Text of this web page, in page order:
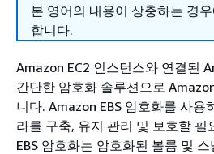
본 영어의 내용이 상충하는 경
합니다.
Amazon EC2 인스턴스와 연결된
간단한 암호화 솔루션으로
니다. Amazon EBS 암호화를 사용
라를 구축, 유지 관리 및 보호할 필
EBS 암호화는 암호화된 볼륨 및